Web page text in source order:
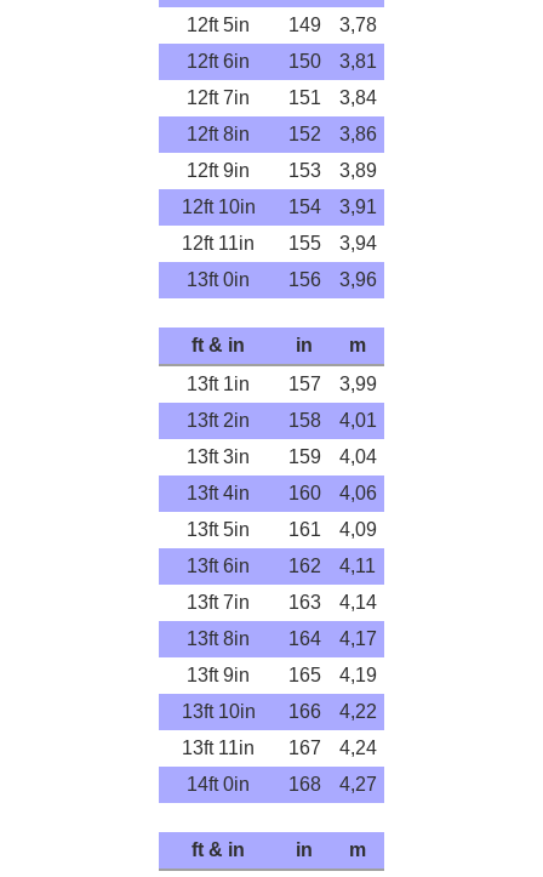
12ft 5in
149
3,78
12ft 6in
150
3,81
12ft 7in
151
3,84
12ft 8in
152
3,86
12ft 9in
153
3,89
12ft 10in
154
3,91
12ft 11in
155
3,94
13ft 0in
156 3,96
ft & in in
m
13ft 1in
157
3,99
13ft 2in
158
4,01
13ft 3in
159
4,04
13ft 4in
160
4,06
13ft 5in
161
4,09
13ft 6in
162
4,11
13ft 7in
163
4,14
13ft 8in
164
4,17
13ft 9in
165
4,19
13ft 10in
166
4,22
13ft 11in
167
4,24
14ft 0in
168 4,27
ft & in in
m